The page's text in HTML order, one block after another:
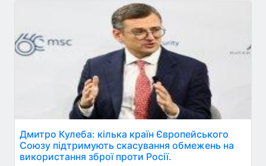
Дмитро Кулеба: кілька країн Європейського
Союзу підтримують скасування обмежень на
використання зброї проти Росії.